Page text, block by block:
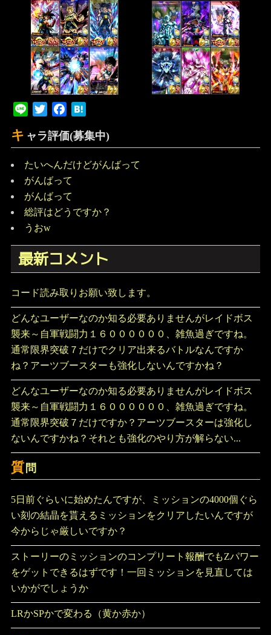
Line Twitter Facebook
キ ャラ評価(募集中)
たいへんだけどがんばって
がんばって
がんばって
総評はどうですか？
うおw
最新コメント
コード読み取りお願い致します。
どんなユーザーなのか知る必要ありませんがレイドボス
襲来～自軍戦闘力１６００００００、雑魚過ぎですね。
通常限界突破７だけでクリア出来るバトルなんですか
ね？アーツブースターも強化しないんですかね？
どんなユーザーなのか知る必要ありませんがレイドボス
襲来～自軍戦闘力１６００００００、雑魚過ぎですね。
通常限界突破７だけですか？アーツブースターは強化し
ないんですかね？それとも強化のやり方が解らない...
質 問
5日前ぐらいに始めたんですが、ミッションの4000個ぐら
い刻の結晶を貰えるミッションをクリアしたいんですが
今からじゃ厳しいですか？
ストーリーのミッションのコンプリート報酬でもZパワー
をゲットできるはずです！一回ミッションを見直しては
いかがでしょうか
LRかSPかで変わる（黄か赤か）